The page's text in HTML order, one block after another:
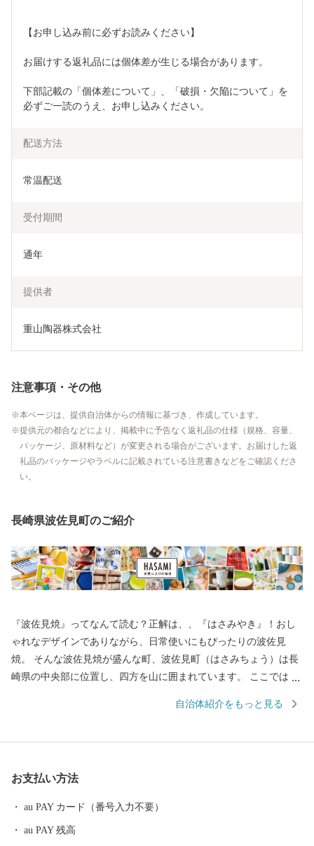
【お申し込み前に必ずお読みください】
お届けする返礼品には個体差が生じる場合があります。
下部記載の「個体差について」、「破損・欠陥について」を
必ずご一読のうえ、お申し込みください。
配送方法
常温配送
受付期間
通年
提供者
重山陶器株式会社
注意事項・その他
本ページは、提供自治体からの情報に基づき、作成しています。
提供元の都合などにより、掲載中に予告なく返礼品の仕様（規格、容量、
パッケージ、原材料など）が変更される場合がございます。お届けした返
礼品のパッケージやラベルに記載されている注意書きなどをご確認くださ
い。
長崎県波佐見町のご紹介
『波佐見焼』ってなんて読む？正解は、、『はさみやき』！おし
ゃれなデザインでありながら、日常使いにもぴったりの波佐見
焼。 そんな波佐見焼が盛んな町、波佐見町（はさみちょう）は長
崎県の中央部に位置し、四方を山に囲まれています。 ここでは、
な自然のなかで、お米やお茶、アスパラガスなどの農畜産業が行
こで焼かれた「くらわんか碗」が全国に出荷され、当時貴重品で
あった磁器を広く普及させるとともに、食文化にも大きな影響を
彩るおしゃれで機能的な日用和食器の一大産地として、全国的に
自治体紹介をもっと見る
お支払い方法
au PAY カード（番号入力不要）
au PAY 残高